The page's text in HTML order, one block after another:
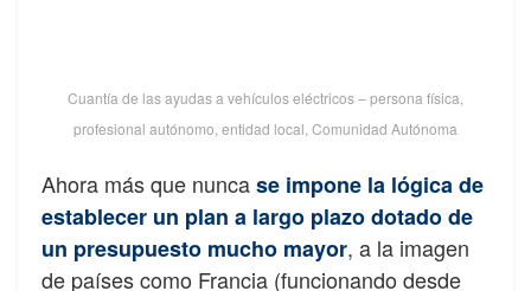
Cuantía de las ayudas a vehículos eléctricos – persona física,
profesional autónomo, entidad local, Comunidad Autónoma
Ahora más que nuncase impone la lógica de
establecer un plan a largo plazo dotado de
un presupuesto mucho mayor, a la imagen
de países como Francia (funcionando desde